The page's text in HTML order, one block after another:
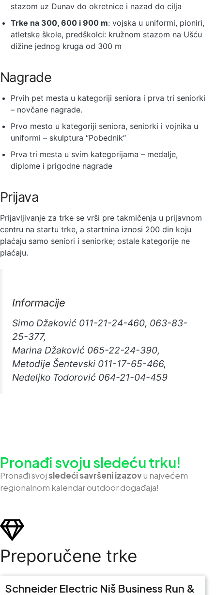
stazom uz Dunav do okretnice i nazad do cilja
Trke na 300, 600 i 900 m: vojska u uniformi, pioniri,
atletske škole, predškolci: kružnom stazom na Ušću
dižine jednog kruga od 300 m
Nagrade
Prvih pet mesta u kategoriji seniora i prva tri seniorki
– novčane nagrade.
Prvo mesto u kategoriji seniora, seniorki i vojnika u
uniformi – skulptura “Pobednik“
Prva tri mesta u svim kategorijama – medalje,
diplome i prigodne nagrade
Prijava
Prijavljivanje za trke se vrši pre takmičenja u prijavnom
centru na startu trke, a startnina iznosi 200 din koju
plaćaju samo seniori i seniorke; ostale kategorije ne
plaćaju.
Informacije
Simo Džaković 011-21-24-460, 063-83-
25-377,
Marina Džaković 065-22-24-390,
Metodije Šentevski 011-17-65-466,
Nedeljko Todorović 064-21-04-459
Pronađi svoju sledeću trku!
Pronađi svojsledeći savršeni izazovu najvećem
regionalnom kalendar outdoor događaja!
Preporučene trke
Schneider Electric Niš Business Run &